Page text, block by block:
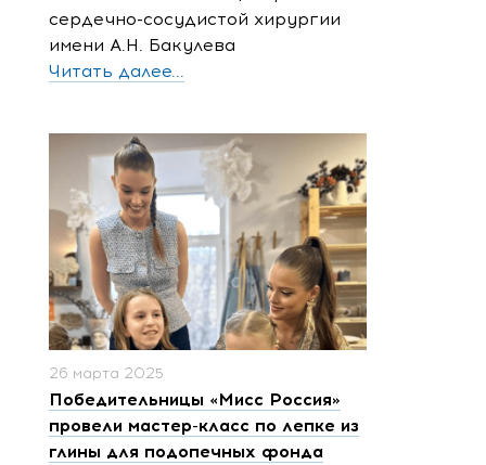
сердечно-сосудистой хирургии
имени А.Н. Бакулева
Читать далее...
26 марта 2025
Победительницы «Мисс Россия»
провели мастер-класс по лепке из
глины для подопечных фонда